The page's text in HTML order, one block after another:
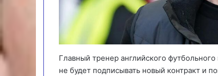
Главный тренер английского
не будет подписывать новый контракт и